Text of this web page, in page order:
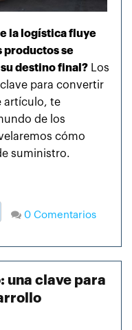
la logística fluye
productos se
destino final? Los
para convertir
artículo, te
de los
cómo
suministro.
0 Comentarios
una clave para